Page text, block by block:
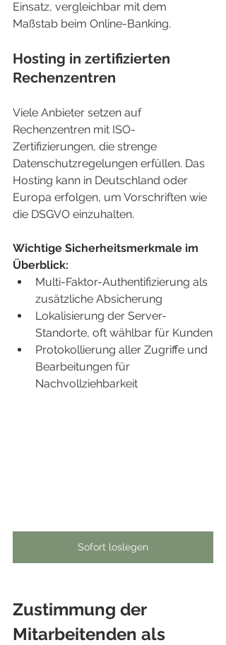
Einsatz, vergleichbar mit dem
Maßstab beim Online-Banking.
Hosting in zertifizierten
Rechenzentren
Viele Anbieter setzen auf
Rechenzentren mit ISO-
Zertifizierungen, die strenge
Datenschutzregelungen erfüllen. Das
Hosting kann in Deutschland oder
Europa erfolgen, um Vorschriften wie
die DSGVO einzuhalten.
Wichtige Sicherheitsmerkmale im
Überblick:
Multi-Faktor-Authentifizierung als
zusätzliche Absicherung
Lokalisierung der Server-
Standorte, oft wählbar für Kunden
Protokollierung aller Zugriffe und
Bearbeitungen für
Nachvollziehbarkeit
Sofort loslegen
Zustimmung der
Mitarbeitenden als